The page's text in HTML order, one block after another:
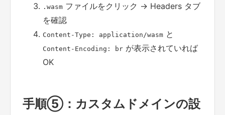
.wasm ファイルをクリック → Headers タブ
を確認
Content-Type: application/wasm と
Content-Encoding: br が表示されていれば
OK
手順⑤：カスタムドメインの設